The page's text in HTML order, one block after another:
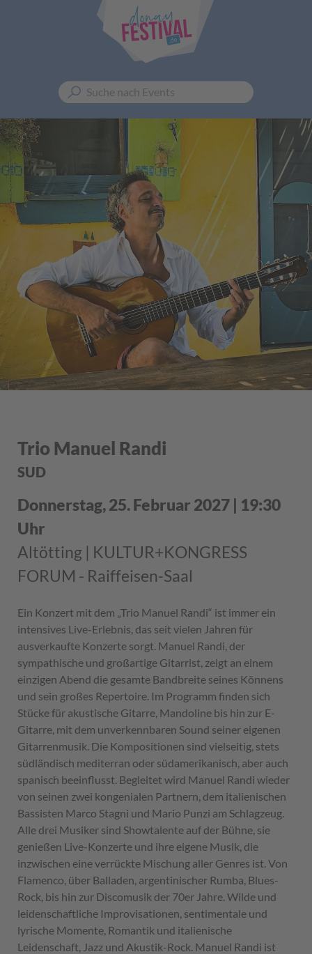
Trio Manuel Randi
SUD
Donnerstag, 25. Februar 2027 | 19:30
Uhr
Altötting | KULTUR+KONGRESS
FORUM - Raiffeisen-Saal
Ein Konzert mit dem „Trio Manuel Randi“ ist immer ein
intensives Live-Erlebnis, das seit vielen Jahren für
ausverkaufte Konzerte sorgt. Manuel Randi, der
sympathische und großartige Gitarrist, zeigt an einem
einzigen Abend die gesamte Bandbreite seines Könnens
und sein großes Repertoire. Im Programm finden sich
Stücke für akustische Gitarre, Mandoline bis hin zur E-
Gitarre, mit dem unverkennbaren Sound seiner eigenen
Gitarrenmusik. Die Kompositionen sind vielseitig, stets
südländisch mediterran oder südamerikanisch, aber auch
spanisch beeinflusst. Begleitet wird Manuel Randi wieder
von seinen zwei kongenialen Partnern, dem italienischen
Bassisten Marco Stagni und Mario Punzi am Schlagzeug.
Alle drei Musiker sind Showtalente auf der Bühne, sie
genießen Live-Konzerte und ihre eigene Musik, die
inzwischen eine verrückte Mischung aller Genres ist. Von
Flamenco, über Balladen, argentinischer Rumba, Blues-
Rock, bis hin zur Discomusik der 70er Jahre. Wilde und
leidenschaftliche Improvisationen, sentimentale und
lyrische Momente, Romantik und italienische
Leidenschaft, Jazz und Akustik-Rock. Manuel Randi ist